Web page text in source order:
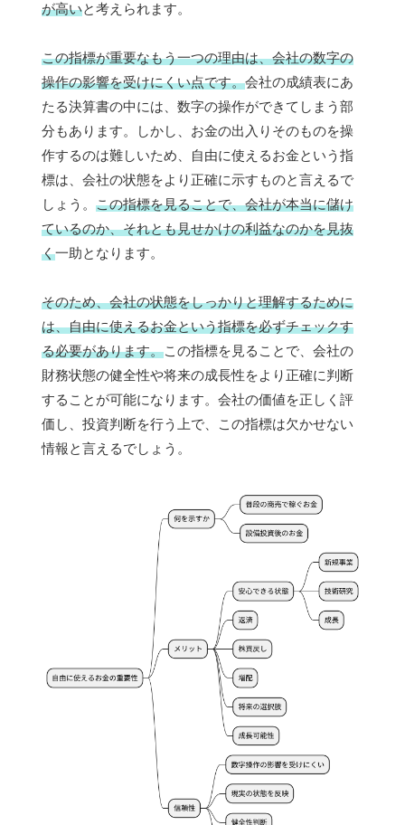
が高いと考えられます。
この指標が重要なもう一つの理由は、会社の数字の
操作の影響を受けにくい点です。会社の成績表にあ
たる決算書の中には、数字の操作ができてしまう部
分もあります。しかし、お金の出入りそのものを操
作するのは難しいため、自由に使えるお金という指
標は、会社の状態をより正確に示すものと言えるで
しょう。 この指標を見ることで、会社が本当に儲け
ているのか、それとも見せかけの利益なのかを見抜
く一助となります。
そのため、会社の状態をしっかりと理解するために
は、自由に使えるお金という指標を必ずチェックす
る必要があります。この指標を見ることで、会社の
財務状態の健全性や将来の成長性をより正確に判断
することが可能になります。会社の価値を正しく評
価し、投資判断を行う上で、この指標は欠かせない
情報と言えるでしょう。